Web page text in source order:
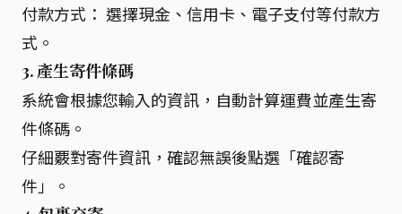
付款方式： 選擇現金、信用卡、電子支付等付款方
式。
3. 產生寄件條碼
系統會根據您輸入的資訊，自動計算運費並產生寄
件條碼。
仔細覈對寄件資訊，確認無誤後點選「確認寄
件」。